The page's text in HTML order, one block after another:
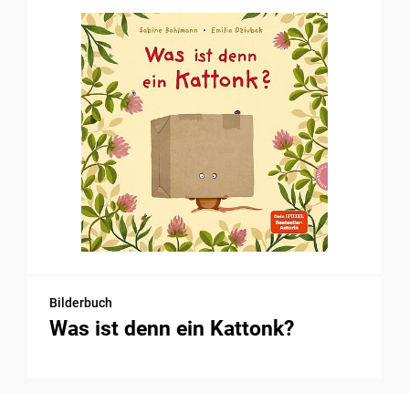
Bilderbuch
Was ist denn ein Kattonk?